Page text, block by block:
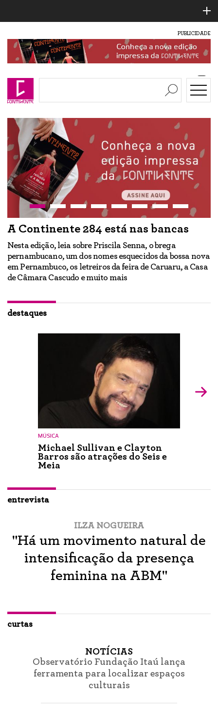
PUBLICIDADE
A Continente 284 está nas bancas
Nesta edição, leia sobre Priscila Senna, o brega
pernambucano, um dos nomes esquecidos da bossa nova
em Pernambuco, os letreiros da feira de Caruaru, a Casa
de Câmara Cascudo e muito mais
destaques
MÚSICA
Michael Sullivan e Clayton
Barros são atrações do Seis e
Meia
entrevista
ILZA NOGUEIRA
"Há um movimento natural de
intensificação da presença
feminina na ABM"
curtas
NOTÍCIAS
Observatório Fundação Itaú lança
ferramenta para localizar espaços
culturais